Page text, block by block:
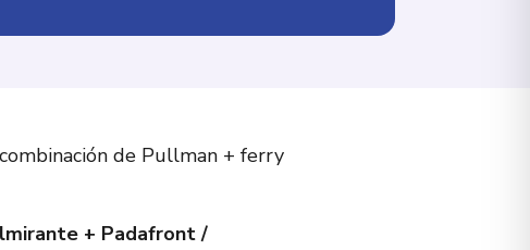
de Pullman + ferry
+ Padafront /